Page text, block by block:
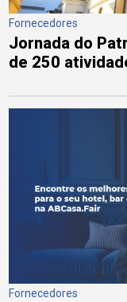
Fornecedores
Jornada do
de 250
Fornecedores